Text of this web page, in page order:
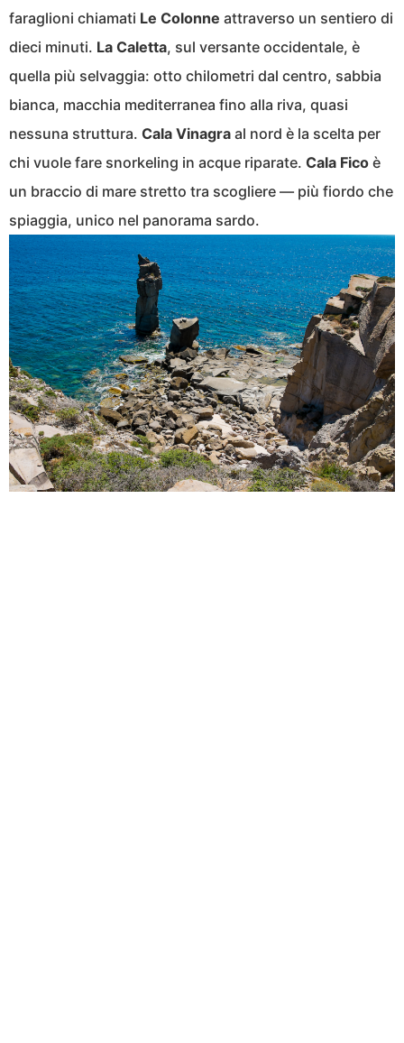
faraglioni chiamati Le Colonne attraverso un sentiero di
dieci minuti. La Caletta, sul versante occidentale, è
quella più selvaggia: otto chilometri dal centro, sabbia
bianca, macchia mediterranea fino alla riva, quasi
nessuna struttura. Cala Vinagra al nord è la scelta per
chi vuole fare snorkeling in acque riparate. Cala Fico è
un braccio di mare stretto tra scogliere — più fiordo che
spiaggia, unico nel panorama sardo.